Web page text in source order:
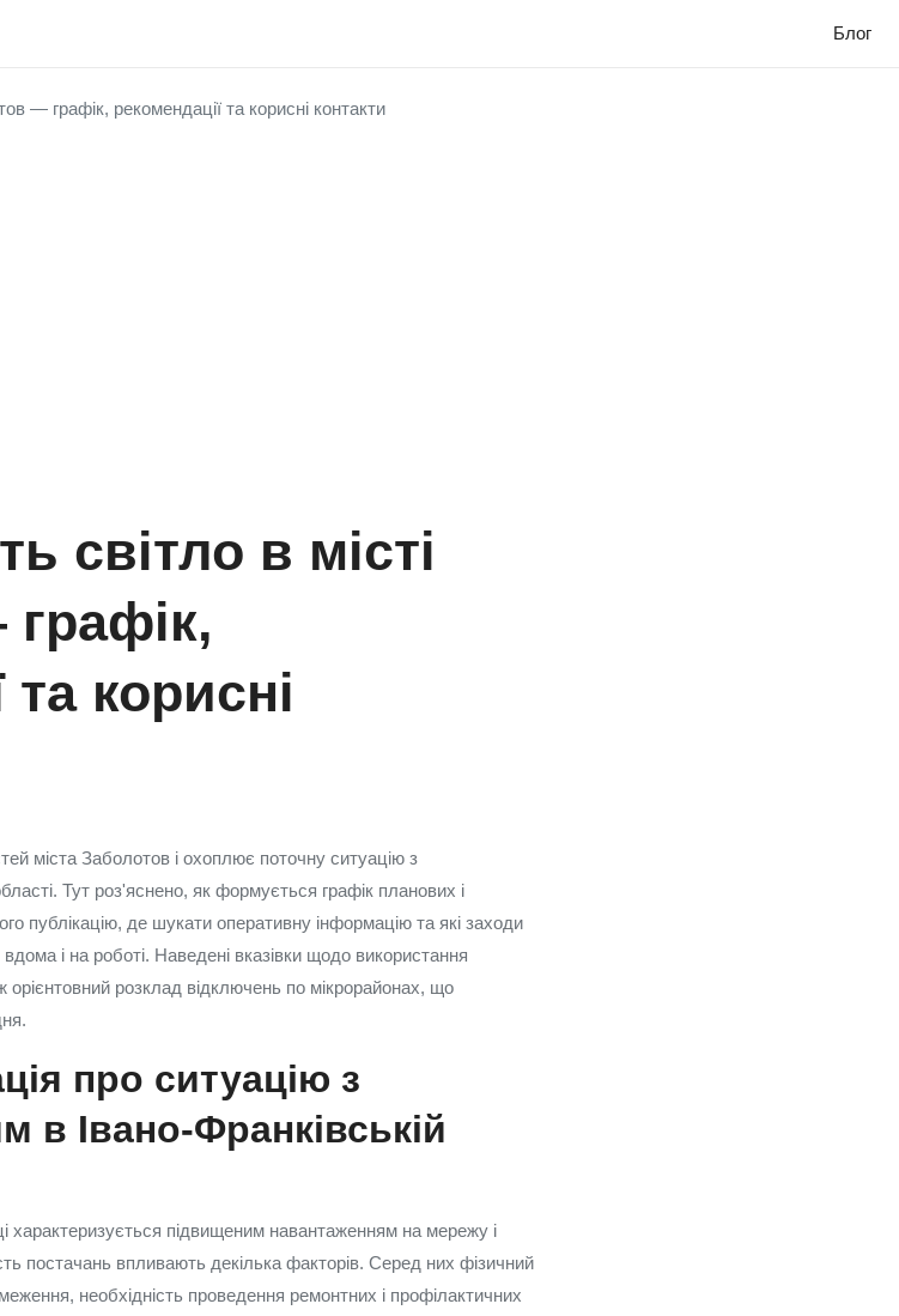
Блог
— графік, рекомендації та корисні контакти
світло в місті
корисні
міста Заболотов і охоплює поточну ситуацію з
Тут роз'яснено, як формується графік планових і
публікацію, де шукати оперативну інформацію та які заходи
і на роботі. Наведені вказівки щодо використання
орієнтовний розклад відключень по мікрорайонах, що
про ситуацію з
в Івано‑Франківській
характеризується підвищеним навантаженням на мережу і
постачань впливають декілька факторів. Серед них фізичний
необхідність проведення ремонтних і профілактичних